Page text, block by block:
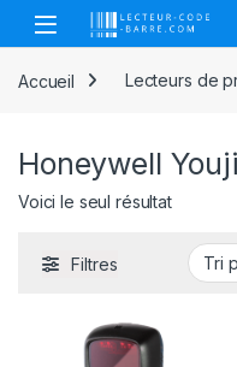
Skip to navigation
Skip to content
Open
Accueil Lecteurs de
Honeywell
Voici le seul résultat
Filtres